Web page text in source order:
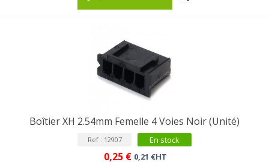
Boîtier XH 2.54mm Femelle 4 Voies Noir (Unité)
Ref : 12907 En stock
0,25 € 0,21 €HT